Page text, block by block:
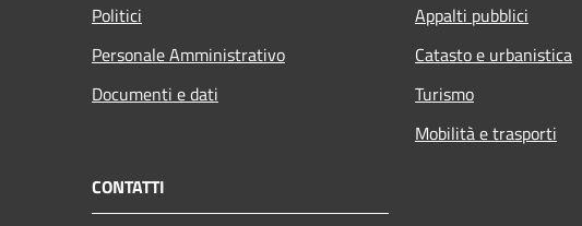
Politici
Personale Amministrativo
Documenti e dati
Appalti pubblici
Catasto e urbanistica
Turismo
Mobilità e trasporti
CONTATTI